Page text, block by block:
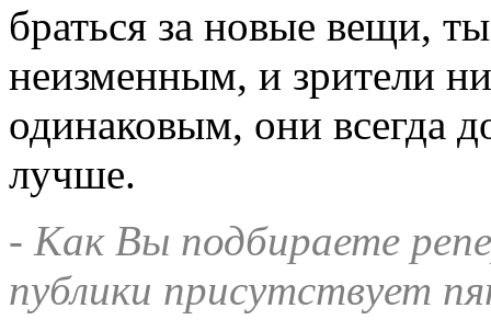
браться за новые вещи,
неизменным, и зрители
одинаковым, они всегда
лучше.
- Как Вы подбираете
публики присутствует